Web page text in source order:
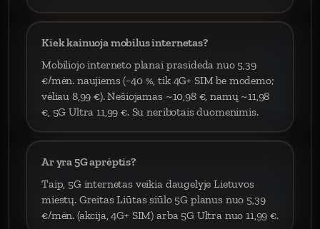
Kiek kainuoja mobilus internetas?
Mobiliojo interneto planai prasideda nuo 5,39
€/mėn. naujiems (−40 %, tik 4G+ SIM be modemo;
vėliau 8,99 €). Nešiojamas ~10,98 €, namų ~11,98
€, 5G Ultra 11,99 €. Su neribotais duomenimis.
Ar yra 5G aprėptis?
Taip, 5G internetas veikia daugelyje Lietuvos
miestų. Greitas Liūtas siūlo 5G planus nuo 5,39
€/mėn. (akcija, 4G+ SIM) arba 5G Ultra nuo 11,99 €.